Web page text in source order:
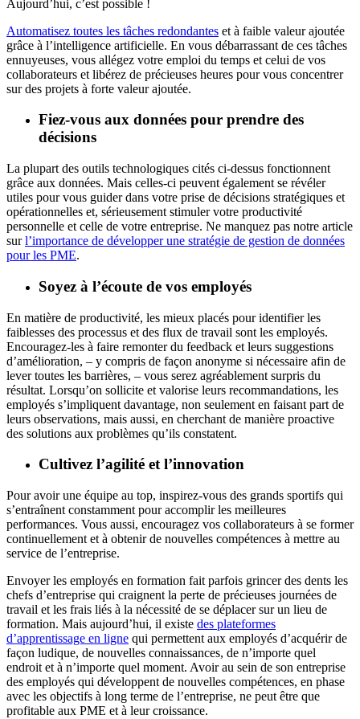
Aujourd’hui, c’est possible !
Automatisez toutes les tâches redondantes et à faible valeur ajoutée
grâce à l’intelligence artificielle. En vous débarrassant de ces tâches
ennuyeuses, vous allégez votre emploi du temps et celui de vos
collaborateurs et libérez de précieuses heures pour vous concentrer
sur des projets à forte valeur ajoutée.
Fiez-vous aux données pour prendre des
décisions
La plupart des outils technologiques cités ci-dessus fonctionnent
grâce aux données. Mais celles-ci peuvent également se révéler
utiles pour vous guider dans votre prise de décisions stratégiques et
opérationnelles et, sérieusement stimuler votre productivité
personnelle et celle de votre entreprise. Ne manquez pas notre article
surl’importance de développer une stratégie de gestion de données
pour les PME.
Soyez à l’écoute de vos employés
En matière de productivité, les mieux placés pour identifier les
faiblesses des processus et des flux de travail sont les employés.
Encouragez-les à faire remonter du feedback et leurs suggestions
d’amélioration, – y compris de façon anonyme si nécessaire afin de
lever toutes les barrières, – vous serez agréablement surpris du
résultat. Lorsqu’on sollicite et valorise leurs recommandations, les
employés s’impliquent davantage, non seulement en faisant part de
leurs observations, mais aussi, en cherchant de manière proactive
des solutions aux problèmes qu’ils constatent.
Cultivez l’agilité et l’innovation
Pour avoir une équipe au top, inspirez-vous des grands sportifs qui
s’entraînent constamment pour accomplir les meilleures
performances. Vous aussi, encouragez vos collaborateurs à se former
continuellement et à obtenir de nouvelles compétences à mettre au
service de l’entreprise.
Envoyer les employés en formation fait parfois grincer des dents les
chefs d’entreprise qui craignent la perte de précieuses journées de
travail et les frais liés à la nécessité de se déplacer sur un lieu de
formation. Mais aujourd’hui, il existe des plateformes
d’apprentissage en ligne qui permettent aux employés d’acquérir de
façon ludique, de nouvelles connaissances, de n’importe quel
endroit et à n’importe quel moment. Avoir au sein de son entreprise
des employés qui développent de nouvelles compétences, en phase
avec les objectifs à long terme de l’entreprise, ne peut être que
profitable aux PME et à leur croissance.